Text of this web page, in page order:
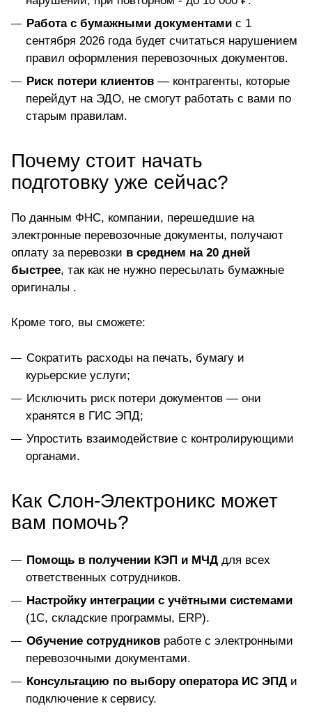
Работа с бумажными документами с 1
сентября 2026 года будет считаться нарушением
правил оформления перевозочных документов.
Риск потери клиентов — контрагенты, которые
перейдут на ЭДО, не смогут работать с вами по
старым правилам.
Почему стоит начать
подготовку уже сейчас?
По данным ФНС, компании, перешедшие на
электронные перевозочные документы, получают
оплату за перевозки в среднем на 20 дней
быстрее, так как не нужно пересылать бумажные
оригиналы .
Кроме того, вы сможете:
Сократить расходы на печать, бумагу и
курьерские услуги;
Исключить риск потери документов — они
хранятся в ГИС ЭПД;
Упростить взаимодействие с контролирующими
органами.
Как Слон-Электроникс может
вам помочь?
Помощь в получении КЭП и МЧД для всех
ответственных сотрудников.
Настройку интеграции с учётными системами
(1С, складские программы, ERP).
Обучение сотрудников работе с электронными
перевозочными документами.
Консультацию по выбору оператора ИС ЭПД и
подключение к сервису.